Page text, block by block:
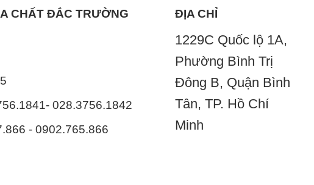
CHẤT ĐẮC TRƯỜNG
028.3756.1842
- 0902.765.866
ĐỊA CHỈ
1229C Quốc lộ 1A,
Phường Bình Trị
Đông B, Quận Bình
Tân, TP. Hồ Chí
Minh